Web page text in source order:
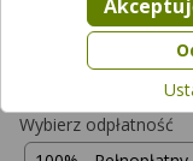
500 mg | 30
lek na receptę|
od
Wybierz odpłatność
Pamiętaj, że
zgodę możesz w
zgodę na
celach. Jeżeli
przeprowadzić
dokonać za